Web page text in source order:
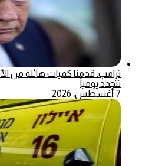
ترامب: قدمنا كميات هائلة من
تتجدد يومياً
7 أغسطس، 2026